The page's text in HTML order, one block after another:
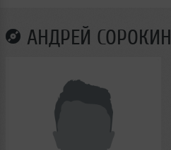
АНДРЕЙ СОРОКИН